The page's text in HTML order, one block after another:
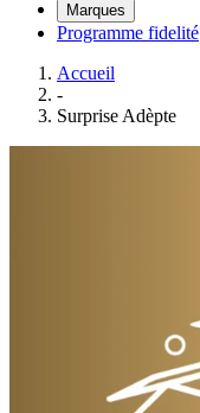
Marques
Programme fidelité
Accueil
-
Surprise Adèpte